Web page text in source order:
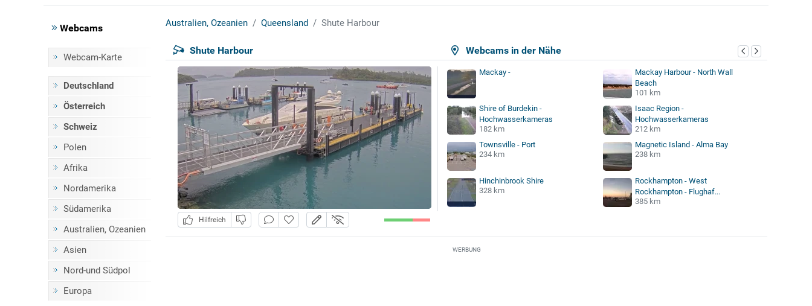
Webcams
Webcam-Karte
Deutschland
Österreich
Schweiz
Polen
Afrika
Nordamerika
Südamerika
Australien, Ozeanien
Asien
Nord-und Südpol
Europa
Australien, Ozeanien Queensland Shute Harbour
Webcams in der Nähe
Shute Harbour
Hilfreich
Mackay -
Hochwasserüberwachungskameras
97 km
Mackay Harbour - North Wall
Beach
101 km
Shire of Burdekin -
Hochwasserkameras
182 km
Isaac Region -
Hochwasserkameras
212 km
Townsville - Port
234 km
Magnetic Island - Alma Bay
238 km
Hinchinbrook Shire
328 km
Rockhampton - West
Rockhampton - Flughaf...
385 km
WERBUNG